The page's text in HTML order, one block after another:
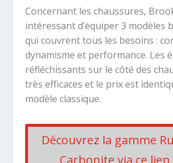
Concernant les chaussures,
intéressant d’équiper 3 modèles
qui couvrent tous les besoins :
dynamisme et performance. Les
réfléchissants sur le côté des
très efficaces et le prix est
modèle classique.
Découvrez la gamme
Carbonite via ce lien